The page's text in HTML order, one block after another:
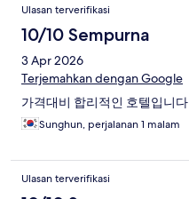
Ulasan terverifikasi
10/10 Sempurna
3 Apr 2026
Terjemahkan dengan Google
가격대비 합리적인 호텔입니다
Sunghun, perjalanan 1 malam
Ulasan terverifikasi